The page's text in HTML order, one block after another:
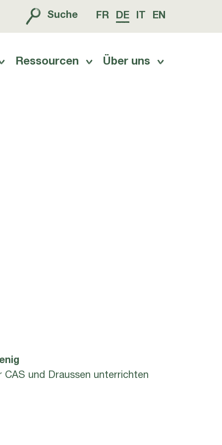
Suche FR DE IT EN
Ressourcen Über uns
CAS und Draussen unterrichten